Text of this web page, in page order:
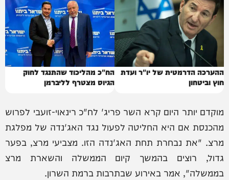
ההערכה הדרמטית של יו"ר ועדת
חוץ וביטחון
הח"כ מהליכוד שהתנגד לחוק
הגיוס מצטרף לליברמן
מוקדם יותר היום קרא השר פריג' לח"כ רינאוי-זועבי לפרוש
מהכנסת אם היא החליטה לפעול נגד האג'נדה של מפלגת
מרצ. "את נבחרת תחת האג'נדה הזו. מצביעי מרצ, בפער
גדול, רוצים בהמשך קיום הממשלה והשארת מרצ
בממשלה", אמר באירוע שבתרבות ברמת השרון.